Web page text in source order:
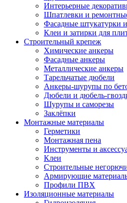
Интерьерные
Шпатлевки и
Фасадные штукатурки
Клеи и затирки для
Строительный крепеж
Химические анкеры
Фасадные анкеры
Металлические анкеры
Тарельчатые дюбели
Анкеры-шурупы по
Дюбели и дюбель-
Шурупы и саморезы
Заклёпки
Монтажные материалы
Герметики
Монтажная пена
Инструменты и
Клеи
Строительные
Армирующие
Профили ПВХ
Изоляционные материалы